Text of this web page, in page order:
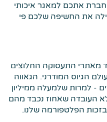
אתכם למאגר איכותי
את החשיפה שלכם פי
מאתרי התעסוקה החלוצים
הגיוס המודרני. הגאווה
- למרות שלמעלה ממיליון
העובדה שאחוז נכבד מהם
הפלטפורמה שלנו.